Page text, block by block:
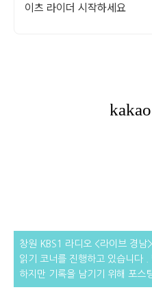
이츠 라이더 시작하세요
창원 KBS1 라디오 <라이브 경
읽기 코너를 진행하고 있습니다
하지만 기록을 남기기 위해 포